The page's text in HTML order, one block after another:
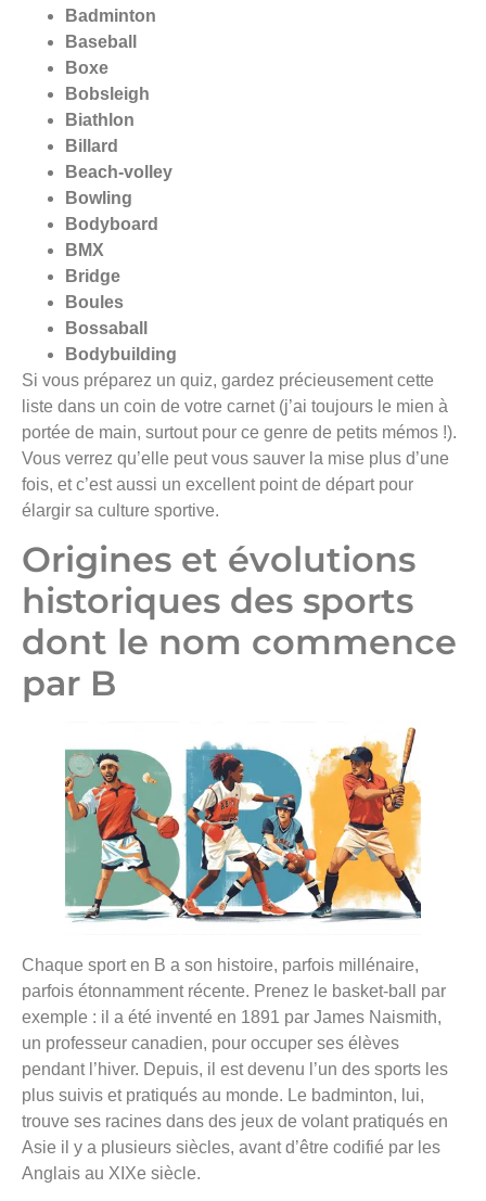
Badminton
Baseball
Boxe
Bobsleigh
Biathlon
Billard
Beach-volley
Bowling
Bodyboard
BMX
Bridge
Boules
Bossaball
Bodybuilding
Si vous préparez un quiz, gardez précieusement cette
liste dans un coin de votre carnet (j’ai toujours le mien à
portée de main, surtout pour ce genre de petits mémos !).
Vous verrez qu’elle peut vous sauver la mise plus d’une
fois, et c’est aussi un excellent point de départ pour
élargir sa culture sportive.
Origines et évolutions
historiques des sports
dont le nom commence
par B
Chaque sport en B a son histoire, parfois millénaire,
parfois étonnamment récente. Prenez le basket-ball par
exemple : il a été inventé en 1891 par James Naismith,
un professeur canadien, pour occuper ses élèves
pendant l’hiver. Depuis, il est devenu l’un des sports les
plus suivis et pratiqués au monde. Le badminton, lui,
trouve ses racines dans des jeux de volant pratiqués en
Asie il y a plusieurs siècles, avant d’être codifié par les
Anglais au XIXe siècle.